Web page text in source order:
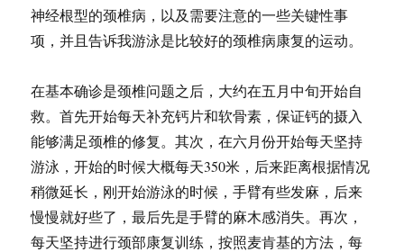
神经根型的颈椎病，以及需要注意的一些关键性事
项，并且告诉我游泳是比较好的颈椎病康复的运动。
在基本确诊是颈椎问题之后，大约在五月中旬开始自
救。首先开始每天补充钙片和软骨素，保证钙的摄入
能够满足颈椎的修复。其次，在六月份开始每天坚持
游泳，开始的时候大概每天350米，后来距离根据情况
稍微延长，刚开始游泳的时候，手臂有些发麻，后来
慢慢就好些了，最后先是手臂的麻木感消失。再次，
每天坚持进行颈部康复训练，按照麦肯基的方法，每